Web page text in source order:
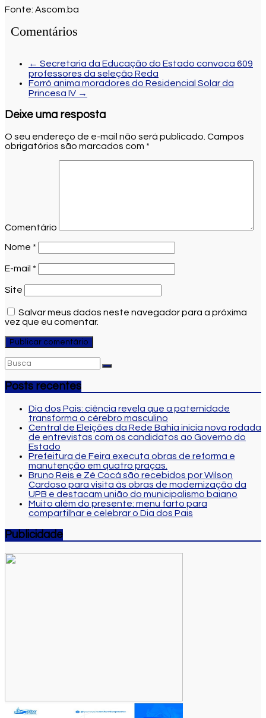
Fonte: Ascom.ba
Comentários
← Secretaria da Educação do Estado convoca 609
professores da seleção Reda
Forró anima moradores do Residencial Solar da
Princesa IV →
Deixe uma resposta
O seu endereço de e-mail não será publicado. Campos
obrigatórios são marcados com *
Comentário
Nome *
E-mail *
Site
Salvar meus dados neste navegador para a próxima
vez que eu comentar.
Posts recentes
Dia dos Pais: ciência revela que a paternidade
transforma o cérebro masculino
Central de Eleições da Rede Bahia inicia nova rodada
de entrevistas com os candidatos ao Governo do
Estado
Prefeitura de Feira executa obras de reforma e
manutenção em quatro praças.
Bruno Reis e Zé Cocá são recebidos por Wilson
Cardoso para visita às obras de modernização da
UPB e destacam união do municipalismo baiano
Muito além do presente: menu farto para
compartilhar e celebrar o Dia dos Pais
Publicidade